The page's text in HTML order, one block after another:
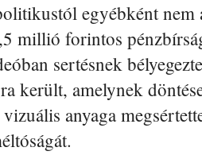
egyébként nem
millió forintos
sertésnek bélyegezte
került, amelynek
anyaga